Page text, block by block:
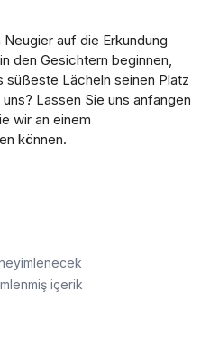
auf die Erkundung
den Gesichtern beginnen,
süßeste Lächeln seinen Platz
Lassen Sie uns anfangen
wir an einem
können.
içerik